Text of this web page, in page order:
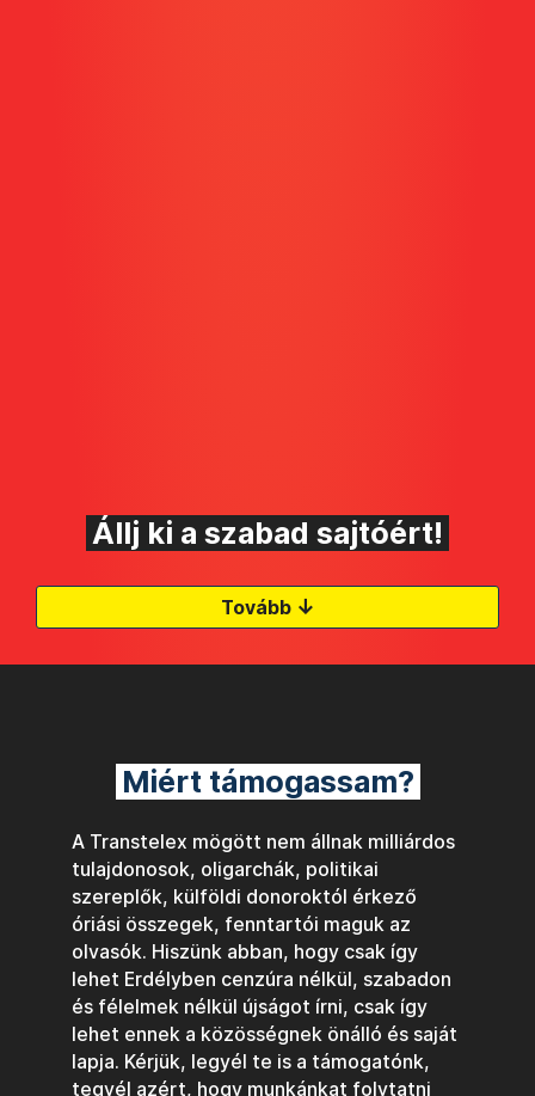
Állj ki a szabad sajtóért!
Tovább ↓
Miért támogassam?
A Transtelex mögött nem állnak milliárdos
tulajdonosok, oligarchák, politikai
szereplők, külföldi donoroktól érkező
óriási összegek, fenntartói maguk az
olvasók. Hiszünk abban, hogy csak így
lehet Erdélyben cenzúra nélkül, szabadon
és félelmek nélkül újságot írni, csak így
lehet ennek a közösségnek önálló és saját
lapja. Kérjük, legyél te is a támogatónk,
tegyél azért, hogy munkánkat folytatni